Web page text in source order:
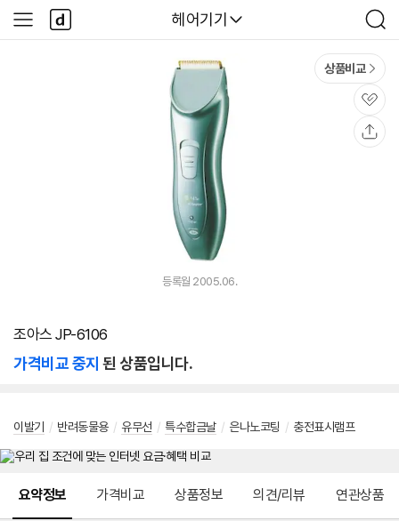
다나와
헤어기기
검
색
사
이
다
나
와
상품비교
관
심
등록월 2005.06.
조아스 JP-6106
가격비교 중지 된 상품입니다.
이발기 / 반려동물용 / 유무선 / 특수합금날 / 은나노코팅 / 충전표시램프
요약정보 가격비교 상품정보 의견/리뷰 연관상품